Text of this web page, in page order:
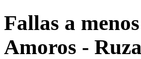
Fallas a
Amoros -